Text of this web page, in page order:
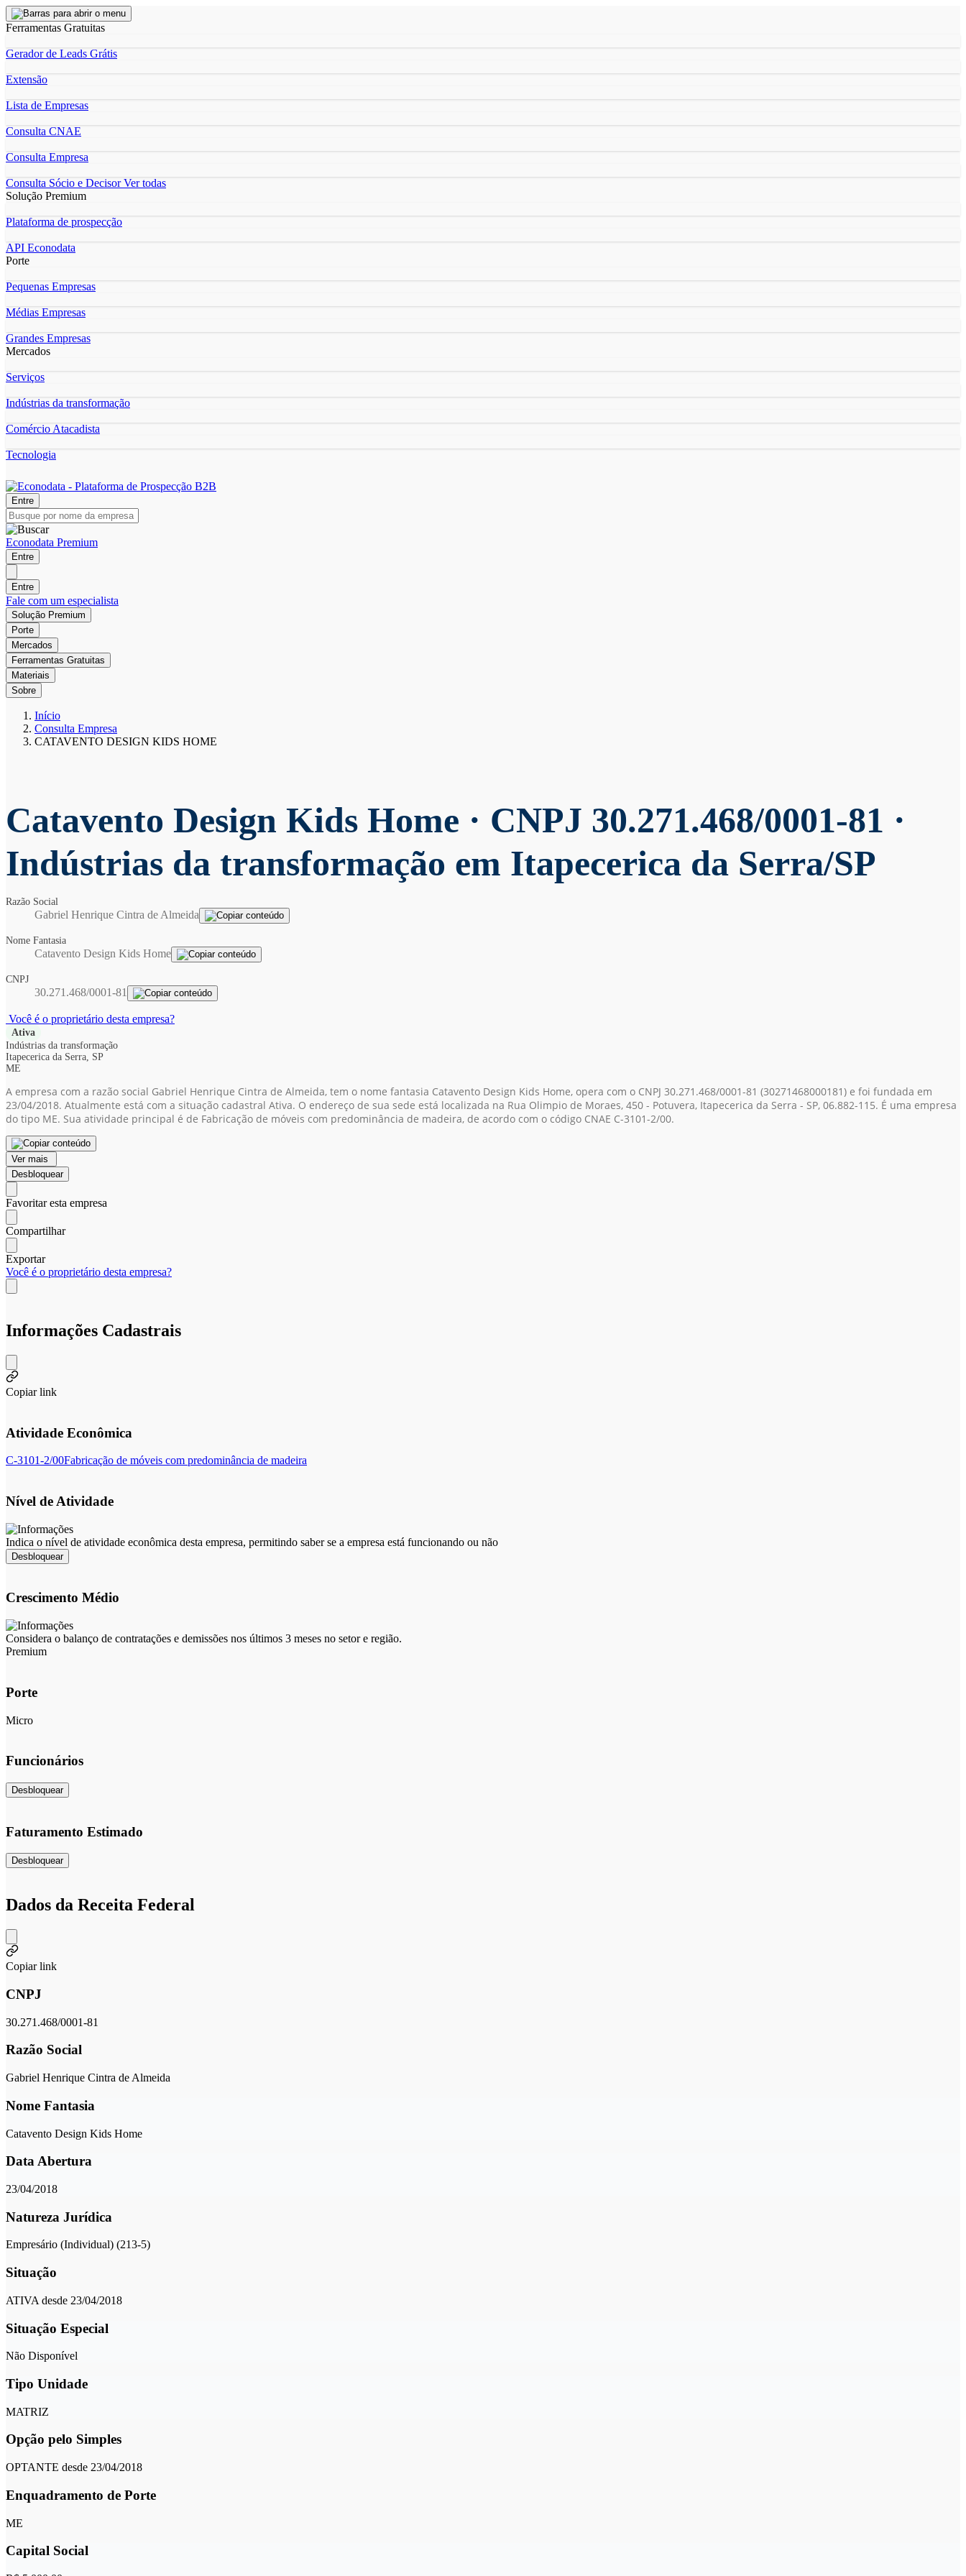
Ferramentas Gratuitas
Gerador de Leads Grátis
Extensão
Lista de Empresas
Consulta CNAE
Consulta Empresa
Consulta Sócio e DecisorVer todas
Solução Premium
Plataforma de prospecção
API Econodata
Porte
Pequenas Empresas
Médias Empresas
Grandes Empresas
Mercados
Serviços
Indústrias da transformação
Comércio Atacadista
Tecnologia
Entre
Econodata Premium
Entre
Entre
Fale com um especialista
Solução Premium
Porte
Mercados
Ferramentas Gratuitas
Materiais
Sobre
Início
Consulta Empresa
CATAVENTO DESIGN KIDS HOME
Catavento Design Kids Home · CNPJ 30.271.468/0001-81 ·
Indústrias da transformação em Itapecerica da Serra/SP
Razão Social
Gabriel Henrique Cintra de Almeida
Nome Fantasia
Catavento Design Kids Home
CNPJ
30.271.468/0001-81
Você é o proprietário desta empresa?
Ativa
Indústrias da transformação
Itapecerica da Serra, SP
ME
A empresa com a razão social Gabriel Henrique Cintra de Almeida, tem o nome fantasia Catavento Design Kids Home, opera com o CNPJ 30.271.468/0001-81 (30271468000181) e foi fundada em
23/04/2018. Atualmente está com a situação cadastral Ativa. O endereço de sua sede está localizada na Rua Olimpio de Moraes, 450 - Potuvera, Itapecerica da Serra - SP, 06.882-115. É uma empresa
do tipo ME. Sua atividade principal é de Fabricação de móveis com predominância de madeira, de acordo com o código CNAE C-3101-2/00.
Ver mais
Desbloquear
Favoritar esta empresa
Compartilhar
Exportar
Você é o proprietário desta empresa?
Informações Cadastrais
Copiar link
Atividade Econômica
C-3101-2/00Fabricação de móveis com predominância de madeira
Nível de Atividade
Indica o nível de atividade econômica desta empresa, permitindo saber se a empresa está funcionando ou não
Desbloquear
Crescimento Médio
Considera o balanço de contratações e demissões nos últimos 3 meses no setor e região.
Premium
Porte
Micro
Funcionários
Desbloquear
Faturamento Estimado
Desbloquear
Dados da Receita Federal
Copiar link
CNPJ
30.271.468/0001-81
Razão Social
Gabriel Henrique Cintra de Almeida
Nome Fantasia
Catavento Design Kids Home
Data Abertura
23/04/2018
Natureza Jurídica
Empresário (Individual) (213-5)
Situação
ATIVA desde 23/04/2018
Situação Especial
Não Disponível
Tipo Unidade
MATRIZ
Opção pelo Simples
OPTANTE desde 23/04/2018
Enquadramento de Porte
ME
Capital Social